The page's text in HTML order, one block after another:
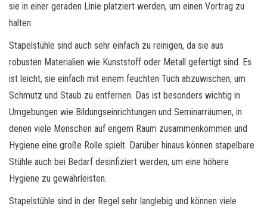
sie in einer geraden Linie platziert werden, um einen Vortrag zu
halten.
Stapelstühle sind auch sehr einfach zu reinigen, da sie aus
robusten Materialien wie Kunststoff oder Metall gefertigt sind. Es
ist leicht, sie einfach mit einem feuchten Tuch abzuwischen, um
Schmutz und Staub zu entfernen. Das ist besonders wichtig in
Umgebungen wie Bildungseinrichtungen und Seminarräumen, in
denen viele Menschen auf engem Raum zusammenkommen und
Hygiene eine große Rolle spielt. Darüber hinaus können stapelbare
Stühle auch bei Bedarf desinfiziert werden, um eine höhere
Hygiene zu gewährleisten.
Stapelstühle sind in der Regel sehr langlebig und können viele